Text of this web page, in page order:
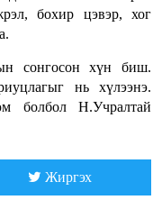
бохир цэвэр, хог
сонгосон хүн биш.
нь хүлээнэ.
болбол Н.Учралтай
Жиргэх